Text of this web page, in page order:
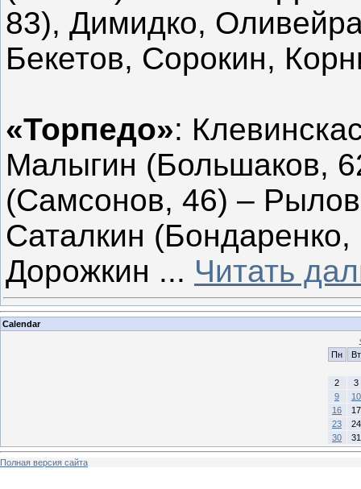
83), Димидко,
Бекетов, Сорокин,
«Торпедо»:
Малыгин (Большаков,
(Самсонов, 46) –
Саталкин
Дорожкин ... Читать
Calendar
Пн
Вт
2
3
9
10
16
17
23
24
30
31
Полная версия сайта